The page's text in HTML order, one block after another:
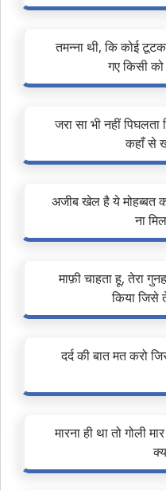
तमन्ना थी, कि कोई
गए किसी
जरा सा भी नहीं पिघलता
कहाँ से
अजीब खेल है ये मोहब्बत
ना
माफ़ी चाहता हू, तेरा
किया जिसे
दर्द की बात मत करो
मारना ही था तो गोली